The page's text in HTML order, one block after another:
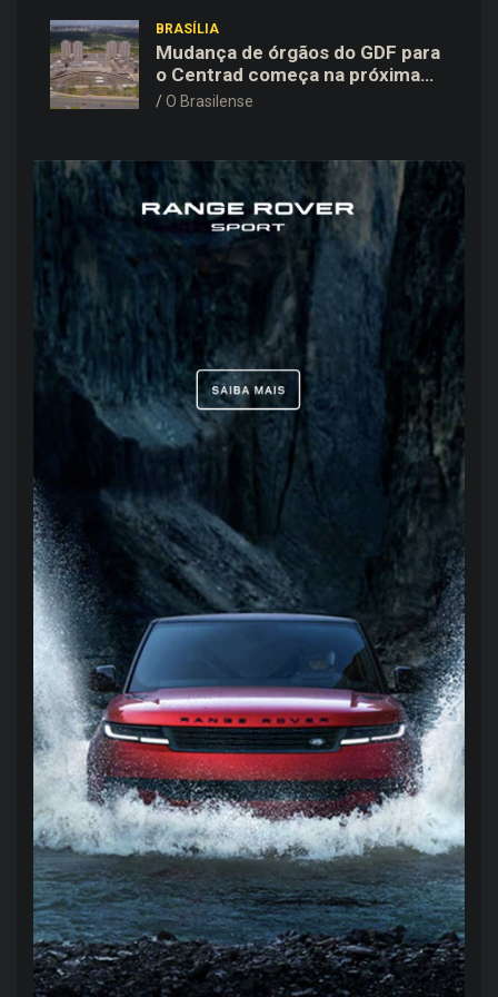
BRASÍLIA
Mudança de órgãos do GDF para
o Centrad começa na próxima
semana, anuncia Celina Leão
O Brasilense